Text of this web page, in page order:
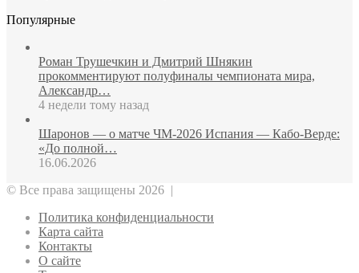
Популярные
Роман Трушечкин и Дмитрий Шнякин
прокомментируют полуфиналы чемпионата мира,
Александр…
4 недели тому назад
Шаронов — о матче ЧМ‑2026 Испания — Кабо‑Верде:
«До полной…
16.06.2026
© Все права защищены 2026 |
Политика конфиденциальности
Карта сайта
Контакты
О сайте